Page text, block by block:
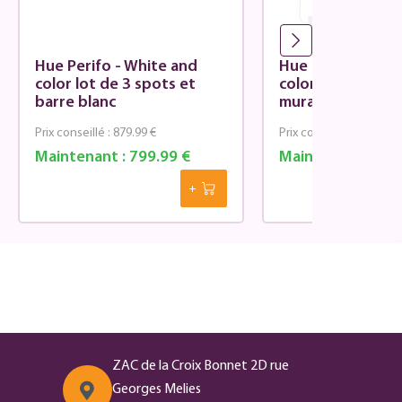
Hue Perifo - White and
color lot de 3 spots et
barre blanc
Maintenant : 799.99 €
Prix conseillé : 879.99 €
Hue Perifo -
color lot de 3
muraux blanc
Maintenant :
Prix conseillé :
ZAC de la Croix Bonnet 2D rue
Georges Melies